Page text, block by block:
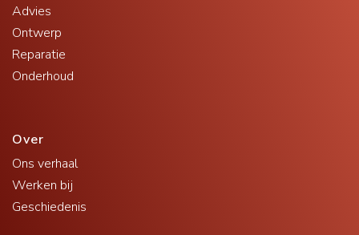
Advies
Ontwerp
Reparatie
Onderhoud
Over
Ons verhaal
Werken bij
Geschiedenis